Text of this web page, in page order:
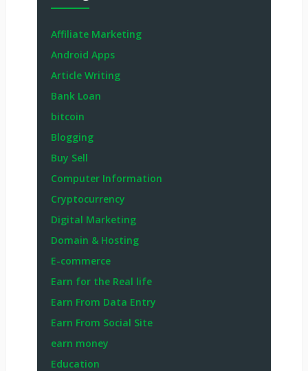
Affiliate Marketing
Android Apps
Article Writing
Bank Loan
bitcoin
Blogging
Buy Sell
Computer Information
Cryptocurrency
Digital Marketing
Domain & Hosting
E-commerce
Earn for the Real life
Earn From Data Entry
Earn From Social Site
earn money
Education